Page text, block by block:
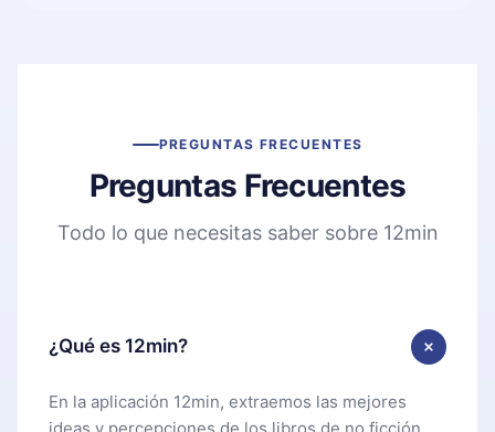
PREGUNTAS FRECUENTES
Preguntas Frecuentes
Todo lo que necesitas saber sobre 12min
¿Qué es 12min?
En la aplicación 12min, extraemos las mejores